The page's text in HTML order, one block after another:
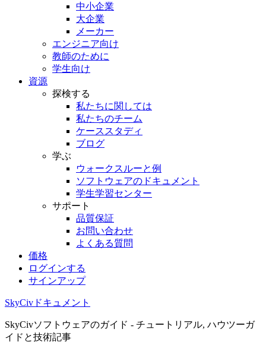
中小企業
大企業
メーカー
エンジニア向け
教師のために
学生向け
資源
探検する
私たちに関しては
私たちのチーム
ケーススタディ
ブログ
学ぶ
ウォークスルーと例
ソフトウェアのドキュメント
学生学習センター
サポート
品質保証
お問い合わせ
よくある質問
価格
ログインする
サインアップ
SkyCivドキュメント
SkyCivソフトウェアのガイド - チュートリアル, ハウツーガ
イドと技術記事